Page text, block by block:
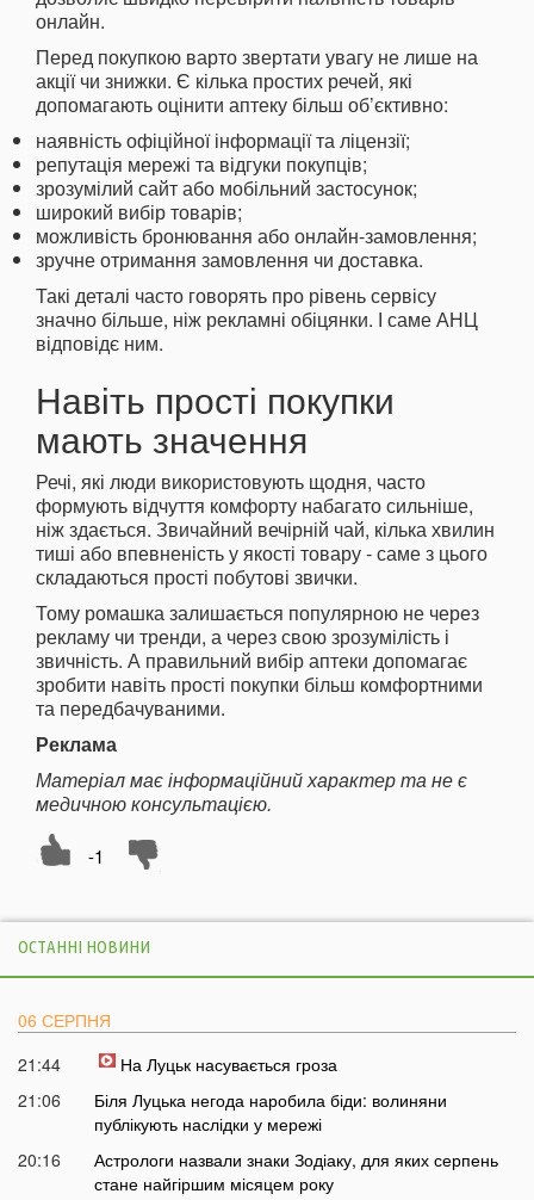
онлайн.
Перед покупкою варто звертати увагу не лише на
акції чи знижки. Є кілька простих речей, які
допомагають оцінити аптеку більш об’єктивно:
наявність офіційної інформації та ліцензії;
репутація мережі та відгуки покупців;
зрозумілий сайт або мобільний застосунок;
широкий вибір товарів;
можливість бронювання або онлайн-замовлення;
зручне отримання замовлення чи доставка.
Такі деталі часто говорять про рівень сервісу
значно більше, ніж рекламні обіцянки. І саме АНЦ
відповідє ним.
Навіть прості покупки
мають значення
Речі, які люди використовують щодня, часто
формують відчуття комфорту набагато сильніше,
ніж здається. Звичайний вечірній чай, кілька хвилин
тиші або впевненість у якості товару - саме з цього
складаються прості побутові звички.
Тому ромашка залишається популярною не через
рекламу чи тренди, а через свою зрозумілість і
звичність. А правильний вибір аптеки допомагає
зробити навіть прості покупки більш комфортними
та передбачуваними.
Реклама
Матеріал має інформаційний характер та не є
медичною консультацією.
-1
ОСТАННІ НОВИНИ
06 СЕРПНЯ
21:44
На Луцьк насувається гроза
21:06
Біля Луцька негода наробила біди: волиняни
публікують наслідки у мережі
20:16
Астрологи назвали знаки Зодіаку, для яких серпень
стане найгіршим місяцем року